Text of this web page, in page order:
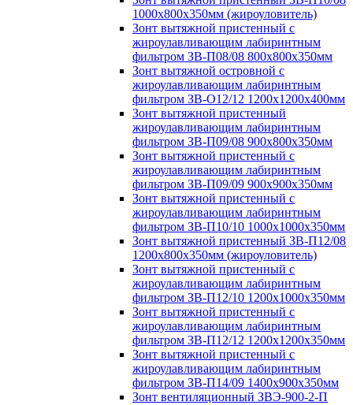
1000х800х350мм (жироуловитель)
Зонт вытяжной пристенный с
жироулавливающим лабиринтным
фильтром ЗВ-П08/08 800х800х350мм
Зонт вытяжной островной с
жироулавливающим лабиринтным
фильтром ЗВ-О12/12 1200х1200х400мм
Зонт вытяжной пристенный
жироулавливающим лабиринтным
фильтром ЗВ-П09/08 900х800х350мм
Зонт вытяжной пристенный с
жироулавливающим лабиринтным
фильтром ЗВ-П09/09 900х900х350мм
Зонт вытяжной пристенный с
жироулавливающим лабиринтным
фильтром ЗВ-П10/10 1000х1000х350мм
Зонт вытяжной пристенный ЗВ-П12/08
1200х800х350мм (жироуловитель)
Зонт вытяжной пристенный с
жироулавливающим лабиринтным
фильтром ЗВ-П12/10 1200х1000х350мм
Зонт вытяжной пристенный с
жироулавливающим лабиринтным
фильтром ЗВ-П12/12 1200х1200х350мм
Зонт вытяжной пристенный с
жироулавливающим лабиринтным
фильтром ЗВ-П14/09 1400х900х350мм
Зонт вентиляционный ЗВЭ-900-2-П